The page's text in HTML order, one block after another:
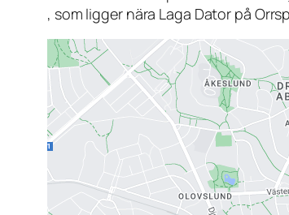
, som ligger nära Laga Dator på